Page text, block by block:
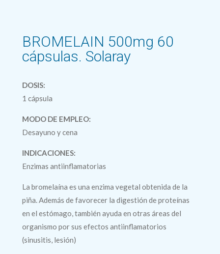
BROMELAIN 500mg 60
cápsulas. Solaray
DOSIS:
1 cápsula
MODO DE EMPLEO:
Desayuno y cena
INDICACIONES:
Enzimas antiinflamatorias
La bromelaína es una enzima vegetal obtenida de la
piña. Además de favorecer la digestión de proteínas
en el estómago, también ayuda en otras áreas del
organismo por sus efectos antiinflamatorios
(sinusitis, lesión)